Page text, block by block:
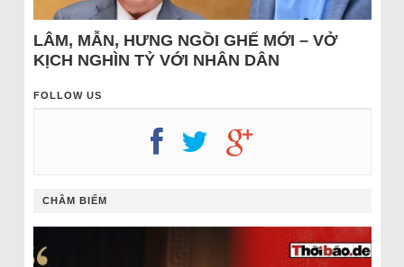
LÂM, MẪN, HƯNG NGỒI GHẾ MỚI – VỞ
KỊCH NGHÌN TỶ VỚI NHÂN DÂN
FOLLOW US
CHÂM BIẾM